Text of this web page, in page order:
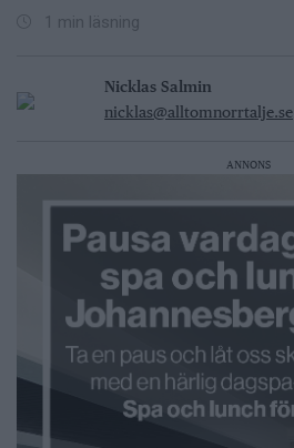
1 min läsning
Nicklas Salmin
nicklas@alltomnorrtalje.se
ANNONS